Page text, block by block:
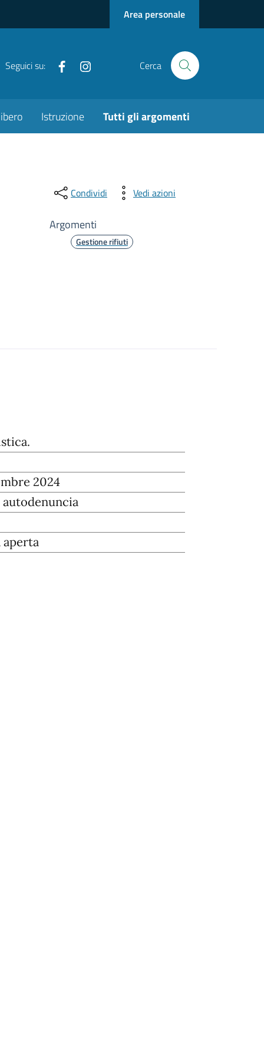
Area personale
Seguici su: FacebookInstagramCerca
Istruzione Tutti gli argomenti
Condividi Vedi azioni
Argomenti
Gestione rifiuti
2024
autodenuncia
aperta